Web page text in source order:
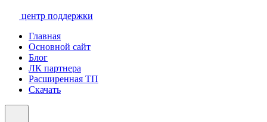
центр поддержки
Главная
Основной сайт
Блог
ЛК партнера
Расширенная ТП
Скачать